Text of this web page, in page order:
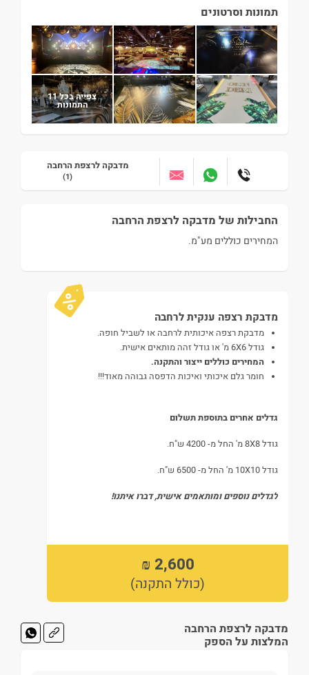
תמונות וסרטונים
צפייה בכל 11
התמונות
מדבקה לרצפת הרחבה
(1)
החבילות של מדבקה לרצפת הרחבה
המחירים כוללים מע"מ.
מדבקת רצפה ענקית לרחבה
מדבקת רצפה איכותית לרחבה או לשביל חופה.
גודל 6X6 מ' או גודל זהה מותאים אישית.
המחירים כוללים ייצור והתקנה.
חומר גלם איכותי ואיכות הדפסה גבוהה מאוד!!!
גדלים אחרים בתוספת תשלום
גודל 8X8 מ' החל מ- 4200 ש"ח.
גודל 10X10 מ' החל מ- 6500 ש"ח.
לגדלים נוספים ומותאמים אישית, דברו איתנו!
2,600 ₪
(כולל התקנה)
מדבקה לרצפת הרחבה
המלצות על הספק